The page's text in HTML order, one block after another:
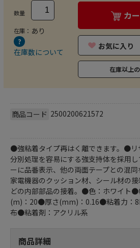
数量
在庫： あり
在庫数について
カ
お気に入り
在庫以上
商品コード 2500200621572
●強粘着タイプ再はく離できます。●リ
分別処理を容易にする強支持体を採用
ーに品番表示、他の両面テープとの混
家電機器のクッション材、シール材の
どの内部部品の接着。●色：ホワイト
(m)：20●厚さ(mm)：0.16●粘着力：
布●粘着剤：アクリル系
商品詳細